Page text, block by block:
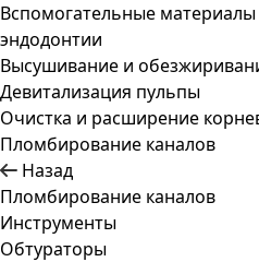
Вспомогательные материалы
эндодонтии
Высушивание и
Девитализация пульпы
Очистка и расширение
Пломбирование каналов
Назад
Пломбирование каналов
Инструменты
Обтураторы